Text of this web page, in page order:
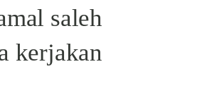
saleh